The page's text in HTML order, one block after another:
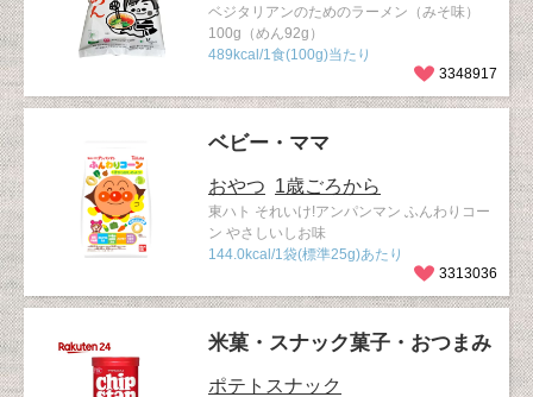
ベジタリアンのためのラーメン（みそ味）
100g（めん92g）
489kcal/1食(100g)当たり
3348917
ベビー・ママ
おやつ 1歳ごろから
東ハト それいけ!アンパンマン ふんわりコー
ン やさしいしお味
144.0kcal/1袋(標準25g)あたり
3313036
米菓・スナック菓子・おつまみ
ポテトスナック